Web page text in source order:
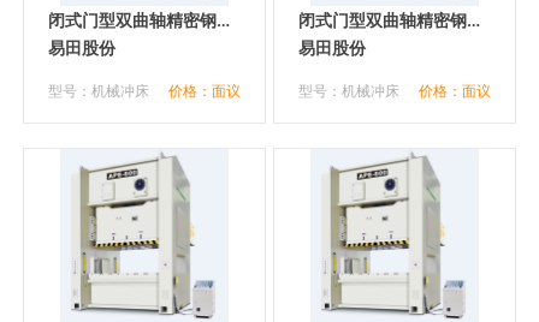
闭式门型双曲轴精密钢架
冲床
易田股份
型号：机械冲床 价格：面议
闭式门型双曲轴精密钢架
冲床
易田股份
型号：机械冲床 价格：面议